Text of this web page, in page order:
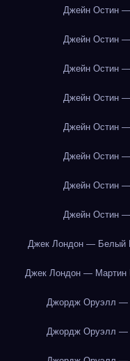
Джейн Остин —
Джейн Остин —
Джейн Остин —
Джейн Остин —
Джейн Остин —
Джейн Остин —
Джейн Остин —
Джейн Остин —
Джек Лондон — Белый
Джек Лондон — Мартин
Джордж Оруэлл —
Джордж Оруэлл —